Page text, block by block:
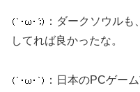
：ダークソウル
してれば良かったな。
：日本のPCゲー